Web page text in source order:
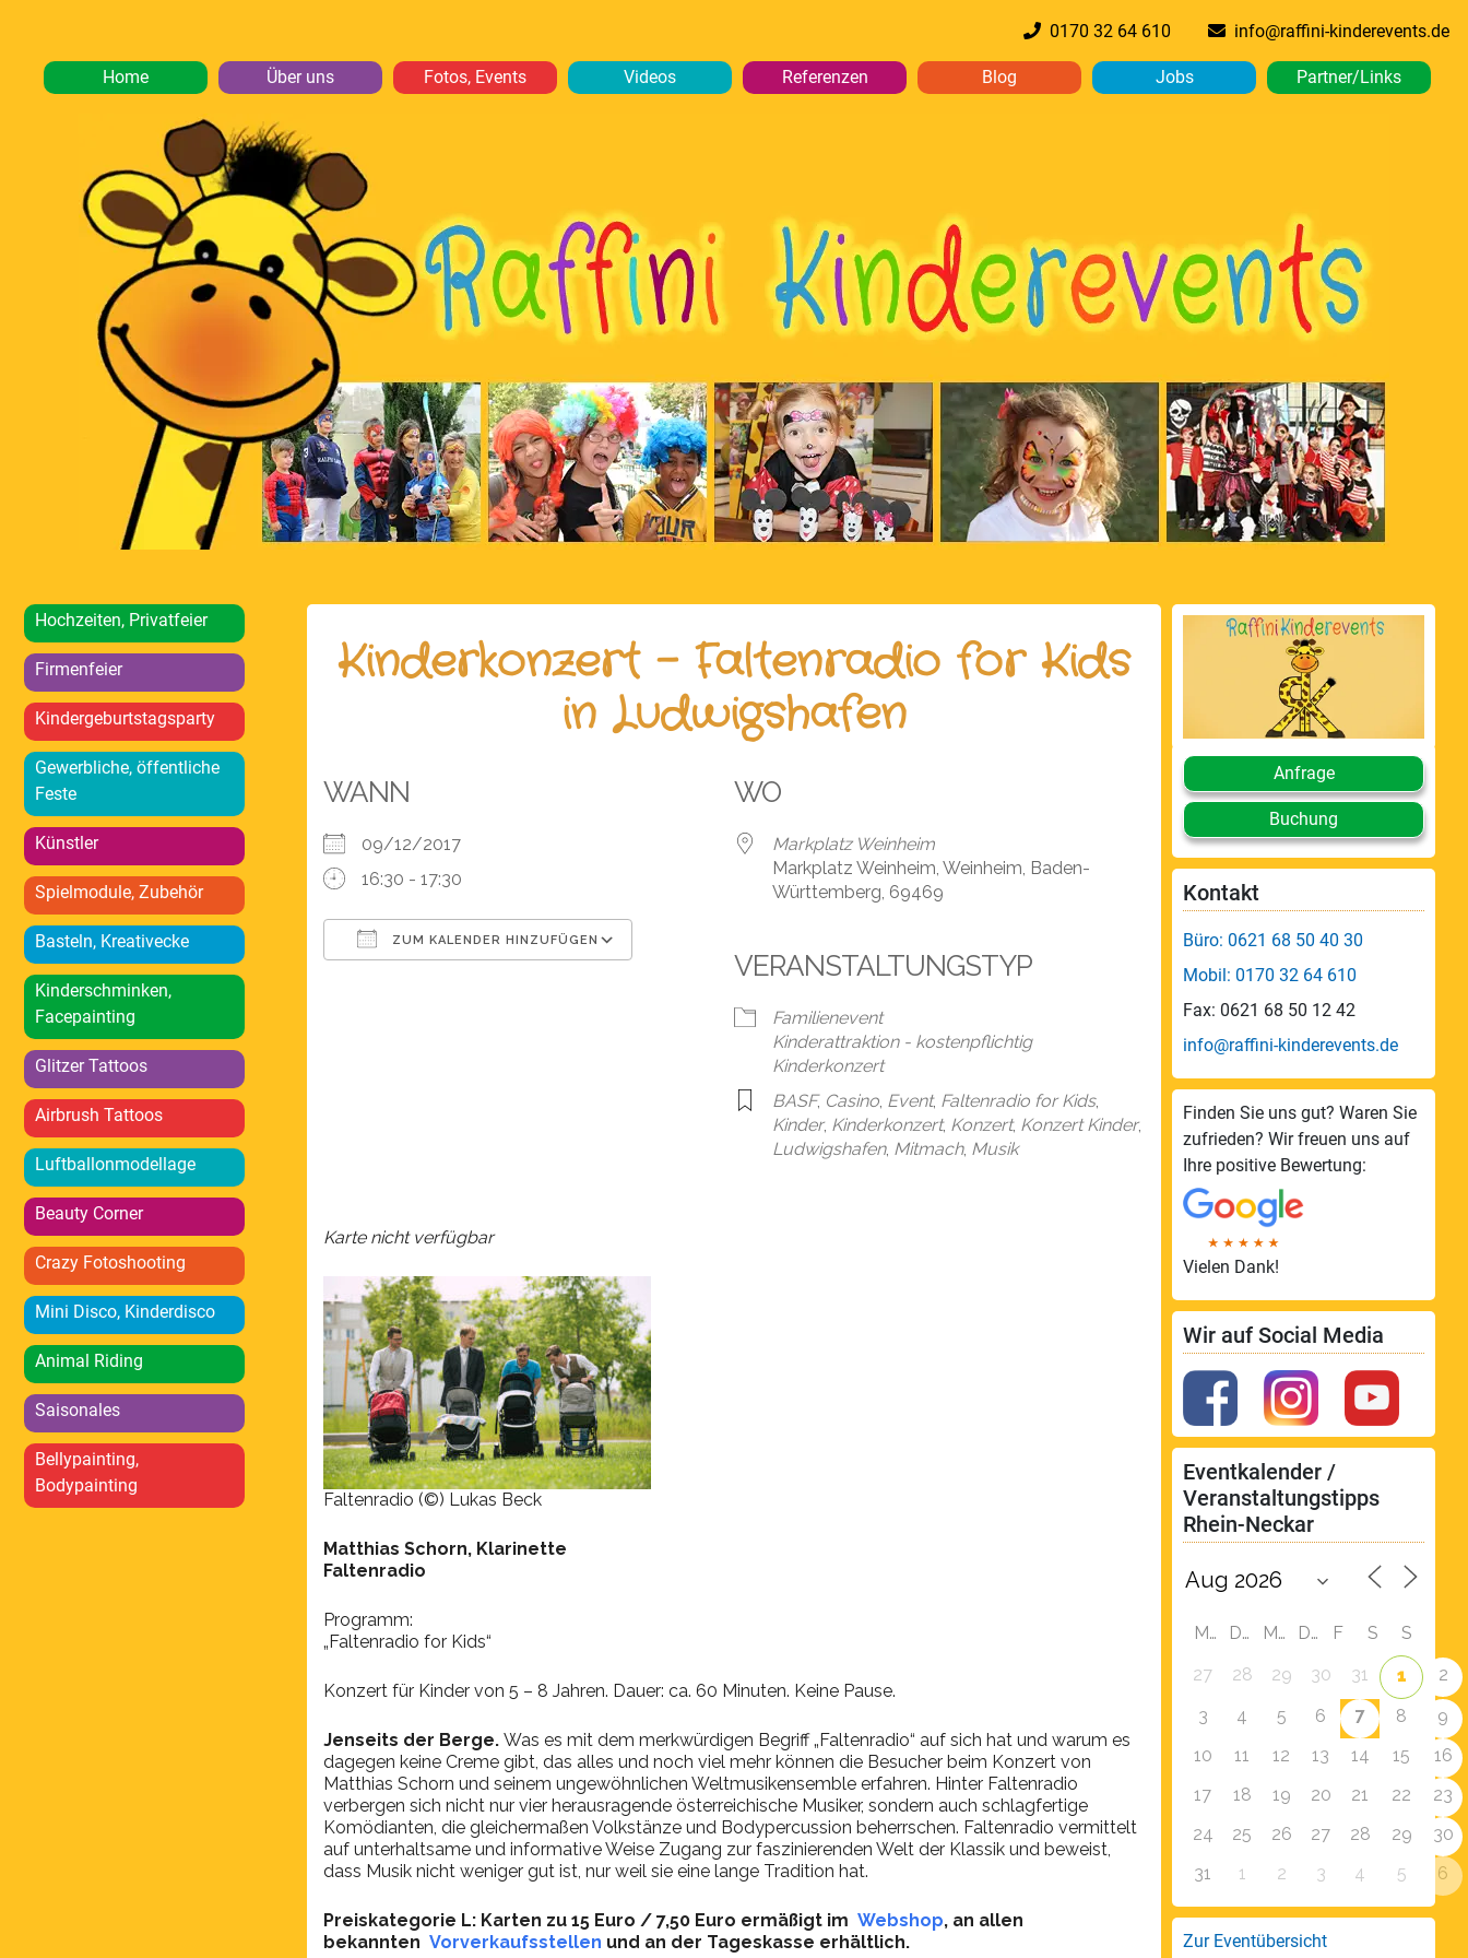
0170 32 64 610 info@raffini-kinderevents.de
Home Über uns Fotos, Events Videos Referenzen Blog Jobs Partner/Links
Hochzeiten, Privatfeier
Firmenfeier
Kindergeburtstagsparty
Gewerbliche, öffentliche
Feste
Künstler
Spielmodule, Zubehör
Basteln, Kreativecke
Kinderschminken,
Facepainting
Glitzer Tattoos
Airbrush Tattoos
Luftballonmodellage
Beauty Corner
Crazy Fotoshooting
Mini Disco, Kinderdisco
Animal Riding
Saisonales
Bellypainting,
Bodypainting
Kinderkonzert – Faltenradio for Kids
in Ludwigshafen
WANN
09/12/2017
16:30 - 17:30
ZUM KALENDER HINZUFÜGEN
Google Kalender iCalendar Office 365
WO
Markplatz Weinheim
Markplatz Weinheim, Weinheim, Baden-
Württemberg, 69469
VERANSTALTUNGSTYP
Familienevent
Kinderattraktion - kostenpflichtig
Kinderkonzert
BASF, Casino, Event, Faltenradio for Kids,
Kinder, Kinderkonzert, Konzert, Konzert Kinder,
Ludwigshafen, Mitmach, Musik
Karte nicht verfügbar
Faltenradio (©) Lukas Beck
Matthias Schorn, Klarinette
Faltenradio
Programm:
„Faltenradio for Kids“
Konzert für Kinder von 5 – 8 Jahren. Dauer: ca. 60 Minuten. Keine Pause.
Jenseits der Berge. Was es mit dem merkwürdigen Begriff „Faltenradio“ auf sich hat und warum es
dagegen keine Creme gibt, das alles und noch viel mehr können die Besucher beim Konzert von
Matthias Schorn und seinem ungewöhnlichen Weltmusikensemble erfahren. Hinter Faltenradio
verbergen sich nicht nur vier herausragende österreichische Musiker, sondern auch schlagfertige
Komödianten, die gleichermaßen Volkstänze und Bodypercussion beherrschen. Faltenradio vermittelt
auf unterhaltsame und informative Weise Zugang zur faszinierenden Welt der Klassik und beweist,
dass Musik nicht weniger gut ist, nur weil sie eine lange Tradition hat.
Preiskategorie L: Karten zu 15 Euro / 7,50 Euro ermäßigt im Webshop, an allen
bekannten Vorverkaufsstellen und an der Tageskasse erhältlich.
Anfrage
Buchung
Kontakt
Büro: 0621 68 50 40 30
Mobil: 0170 32 64 610
Fax: 0621 68 50 12 42
info@raffini-kinderevents.de
Finden Sie uns gut? Waren Sie
zufrieden? Wir freuen uns auf
Ihre positive Bewertung:
Vielen Dank!
Wir auf Social Media
Eventkalender /
Veranstaltungstipps
Rhein-Neckar
M D M D F S
S
27
28 29 30 31 1
2
3
4 5 6 7 8
9
10
11 12 13 14 15
16
17
18 19 20 21 22
23
24
25 26 27 28 29
30
31
1 2 3 4 5 6
Zur Eventübersicht